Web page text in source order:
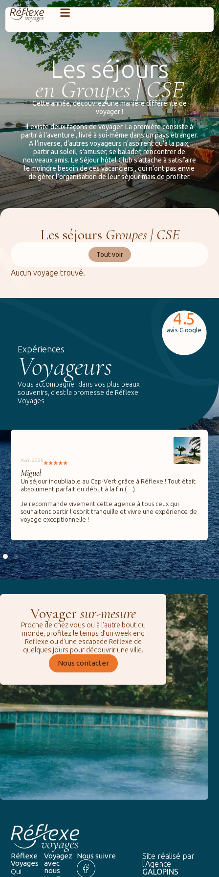
Les séjours
en Groupes | CSE
Cette année, découvrez une manière différente de
voyager !
Il existe deux façons de voyager. La première consiste à
partir à l’aventure , livré à soi-même dans un pays étranger.
A l’inverse, d’autres voyageurs n’aspirent qu’à la paix,
partir au soleil, s’amuser, se balader, rencontrer de
nouveaux amis. Le Séjour hôtel Club s’attache à satisfaire
le moindre besoin de ces vacanciers , qui n’ont pas envie
de gérer l’organisation de leur séjour mais de profiter.
Les séjours Groupes | CSE
Tout voir
Aucun voyage trouvé.
4.5
avis Google
Expériences
Voyageurs
Vous accompagner dans vos plus beaux
souvenirs, c’est la promesse de Réflexe
Voyages
Avril 2025
Miguel
Un séjour inoubliable au Cap-Vert grâce à Réflexe ! Tout était
absolument parfait du début à la fin (…).
Je recommande vivement cette agence à tous ceux qui
souhaitent partir l’esprit tranquille et vivre une expérience de
voyage exceptionnelle !
Voyagersur-mesure
Proche de chez vous ou à l’autre bout du
monde, profitez le temps d’un week end
Reflexe ou d’une escapade Reflexe de
quelques jours pour découvrir une ville.
Nous contacter
Réflexe
Voyages
Qui
Voyagez
avec
nous
Nous suivre
Site réalisé par
l'Agence
GALOPINS